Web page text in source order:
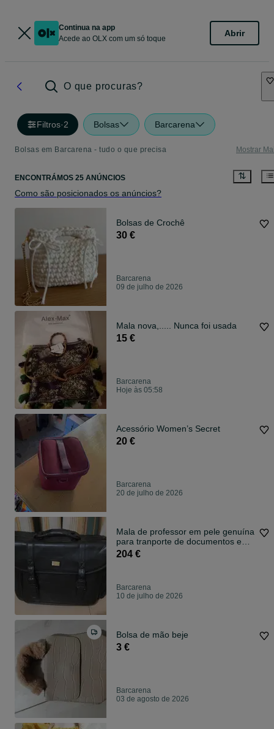
Continua na app
Acede ao OLX com um só toque
Abrir
O que procuras?
Filtros·2 Bolsas Barcarena
Bolsas em Barcarena - tudo o que precisa Mostrar
ENCONTRÁMOS 25 ANÚNCIOS
Como são posicionados os anúncios?
Bolsas de Crochê
30 €
Barcarena
09 de julho de 2026
Mala nova,..... Nunca foi usada
15 €
Barcarena
Hoje às 05:58
Acessório Women’s Secret
20 €
Barcarena
20 de julho de 2026
Mala de professor em pele genuína
para tranporte de documentos e
port
204 €
Barcarena
10 de julho de 2026
Bolsa de mão beje
3 €
Barcarena
03 de agosto de 2026